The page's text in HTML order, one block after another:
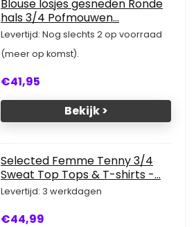
Blouse losjes gesneden Ronde
hals 3/4 Pofmouwen...
Levertijd: Nog slechts 2 op voorraad
(meer op komst).
€41,95
Bekijk >
Selected Femme Tenny 3/4
Sweat Top Tops & T-shirts -...
Levertijd: 3 werkdagen
€44,99